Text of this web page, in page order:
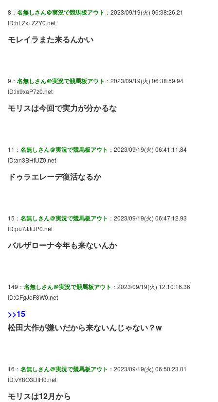
8： 名無しさん＠実況で競馬板アウト ：2023/09/19(火) 06:38:26.21
ID:hLZx+ZZY0.net
モレイラまた来るんかい
9： 名無しさん＠実況で競馬板アウト ：2023/09/19(火) 06:38:59.94
ID:ix9xaP7z0.net
モリスは今回で実力が分かるな
11： 名無しさん＠実況で競馬板アウト ：2023/09/19(火) 06:41:11.84
ID:an3BHtUZ0.net
ドゥラエレーデ復活なるか
15： 名無しさん＠実況で競馬板アウト ：2023/09/19(火) 06:47:12.93
ID:pu7JJiJP0.net
バルザローナ今年も来ないんか
149： 名無しさん＠実況で競馬板アウト ：2023/09/19(火) 12:10:16.36
ID:CFgJeF8W0.net
>>15
松田大作が嫌いだから来ないんじゃない？w
16： 名無しさん＠実況で競馬板アウト ：2023/09/19(火) 06:50:23.01
ID:vY8O3DlH0.net
モリスは12月から